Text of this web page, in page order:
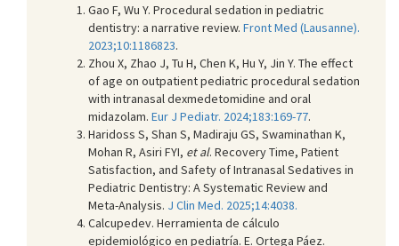
Gao F, Wu Y. Procedural sedation in pediatric
dentistry: a narrative review. Front Med (Lausanne).
2023;10:1186823.
Zhou X, Zhao J, Tu H, Chen K, Hu Y, Jin Y. The effect
of age on outpatient pediatric procedural sedation
with intranasal dexmedetomidine and oral
midazolam. Eur J Pediatr. 2024;183:169-77.
Haridoss S, Shan S, Madiraju GS, Swaminathan K,
Mohan R, Asiri FYI, et al. Recovery Time, Patient
Satisfaction, and Safety of Intranasal Sedatives in
Pediatric Dentistry: A Systematic Review and
Meta-Analysis. J Clin Med. 2025;14:4038.
Calcupedev. Herramienta de cálculo
epidemiológico en pediatría. E. Ortega Páez.